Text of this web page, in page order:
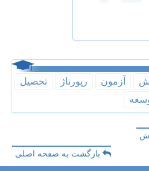
آزمون رپورتاژ
تحصیل
بازگشت به صفحه اصلی